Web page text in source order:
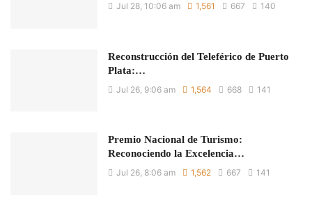
Jul 28, 10:06 am 1,561 667 140
Reconstrucción del Teleférico de Puerto
Plata:…
Jul 26, 9:06 am 1,564 668 141
Premio Nacional de Turismo:
Reconociendo la Excelencia…
Jul 26, 8:06 am 1,562 667 141